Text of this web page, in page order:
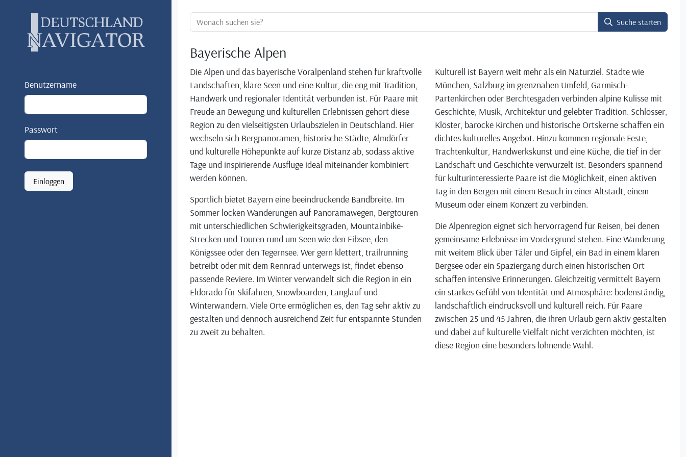
Benutzername
Passwort
Einloggen
Ortssuche: Suche starten
Bayerische Alpen
Die Alpen und das bayerische Voralpenland stehen für kraftvolle
Landschaften, klare Seen und eine Kultur, die eng mit Tradition,
Handwerk und regionaler Identität verbunden ist. Für Paare mit
Freude an Bewegung und kulturellen Erlebnissen gehört diese
Region zu den vielseitigsten Urlaubszielen in Deutschland. Hier
wechseln sich Bergpanoramen, historische Städte, Almdörfer
und kulturelle Höhepunkte auf kurze Distanz ab, sodass aktive
Tage und inspirierende Ausflüge ideal miteinander kombiniert
werden können.
Sportlich bietet Bayern eine beeindruckende Bandbreite. Im
Sommer locken Wanderungen auf Panoramawegen, Bergtouren
mit unterschiedlichen Schwierigkeitsgraden, Mountainbike-
Strecken und Touren rund um Seen wie den Eibsee, den
Königssee oder den Tegernsee. Wer gern klettert, trailrunning
betreibt oder mit dem Rennrad unterwegs ist, findet ebenso
passende Reviere. Im Winter verwandelt sich die Region in ein
Eldorado für Skifahren, Snowboarden, Langlauf und
Winterwandern. Viele Orte ermöglichen es, den Tag sehr aktiv zu
gestalten und dennoch ausreichend Zeit für entspannte Stunden
zu zweit zu behalten.
Kulturell ist Bayern weit mehr als ein Naturziel. Städte wie
München, Salzburg im grenznahen Umfeld, Garmisch-
Partenkirchen oder Berchtesgaden verbinden alpine Kulisse mit
Geschichte, Musik, Architektur und gelebter Tradition. Schlösser,
Klöster, barocke Kirchen und historische Ortskerne schaffen ein
dichtes kulturelles Angebot. Hinzu kommen regionale Feste,
Trachtenkultur, Handwerkskunst und eine Küche, die tief in der
Landschaft und Geschichte verwurzelt ist. Besonders spannend
für kulturinteressierte Paare ist die Möglichkeit, einen aktiven
Tag in den Bergen mit einem Besuch in einer Altstadt, einem
Museum oder einem Konzert zu verbinden.
Die Alpenregion eignet sich hervorragend für Reisen, bei denen
gemeinsame Erlebnisse im Vordergrund stehen. Eine Wanderung
mit weitem Blick über Täler und Gipfel, ein Bad in einem klaren
Bergsee oder ein Spaziergang durch einen historischen Ort
schaffen intensive Erinnerungen. Gleichzeitig vermittelt Bayern
ein starkes Gefühl von Identität und Atmosphäre: bodenständig,
landschaftlich eindrucksvoll und kulturell reich. Für Paare
zwischen 25 und 45 Jahren, die ihren Urlaub gern aktiv gestalten
und dabei auf kulturelle Vielfalt nicht verzichten möchten, ist
diese Region eine besonders lohnende Wahl.